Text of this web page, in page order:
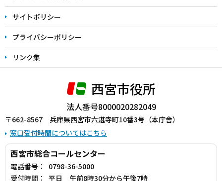
サイトポリシー
プライバシーポリシー
リンク集
西宮市役所
法人番号8000020282049
〒662-8567 兵庫県西宮市六湛寺町10番3号（本庁舎）
窓口受付時間についてはこちら
西宮市総合コールセンター
電話番号：
0798-36-5000
受付時間：
平日 午前8時30分から午後7時